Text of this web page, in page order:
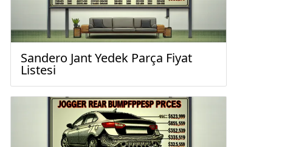
Sandero Jant Yedek Parça Fiyat
Listesi